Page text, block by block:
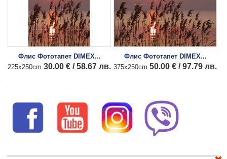
Флис Фототапет DIMEX...
225x250cm 30.00 € / 58.67 лв.
Флис Фототапет DIMEX...
375x250cm 50.00 € / 97.79 лв.